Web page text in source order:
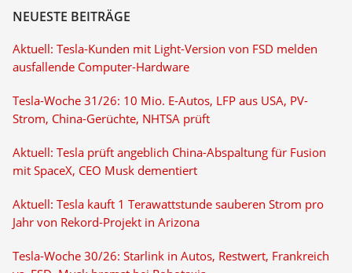
NEUESTE BEITRÄGE
Aktuell: Tesla-Kunden mit Light-Version von FSD melden
ausfallende Computer-Hardware
Tesla-Woche 31/26: 10 Mio. E-Autos, LFP aus USA, PV-
Strom, China-Gerüchte, NHTSA prüft
Aktuell: Tesla prüft angeblich China-Abspaltung für Fusion
mit SpaceX, CEO Musk dementiert
Aktuell: Tesla kauft 1 Terawattstunde sauberen Strom pro
Jahr von Rekord-Projekt in Arizona
Tesla-Woche 30/26: Starlink in Autos, Restwert, Frankreich